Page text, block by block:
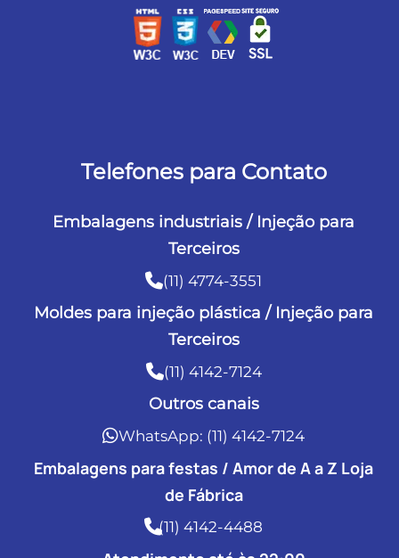
Telefones para Contato
Embalagens industriais / Injeção para
Terceiros
(11) 4774-3551
Moldes para injeção plástica / Injeção para
Terceiros
(11) 4142-7124
Outros canais
WhatsApp: (11) 4142-7124
Embalagens para festas / Amor de A a Z Loja
de Fábrica
(11) 4142-4488